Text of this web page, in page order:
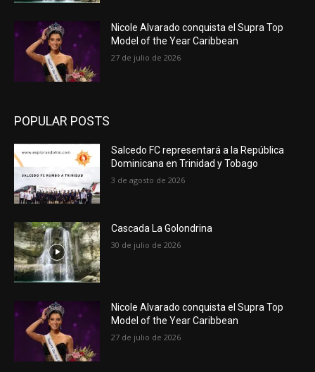
Nicole Alvarado conquista el Supra Top
Model of the Year Caribbean
27 de julio de 2026
POPULAR POSTS
Salcedo FC representará a la República
Dominicana en Trinidad y Tobago
3 de agosto de 2026
Cascada La Golondrina
30 de julio de 2026
Nicole Alvarado conquista el Supra Top
Model of the Year Caribbean
27 de julio de 2026